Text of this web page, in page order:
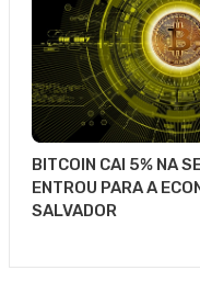
BITCOIN CAI 5% NA
ENTROU PARA A
SALVADOR